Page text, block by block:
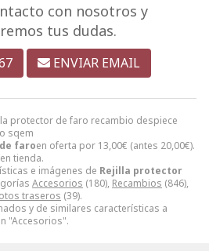
protector de faro recambio despiece
sqem
faroen oferta por 13,00€ (antes 20,00€).
tienda.
e imágenes de Rejilla protector
Accesorios (180), Recambios (846),
traseros (39).
y de similares características a
"Accesorios".
con nosotros y
tus dudas.
ENVIAR EMAIL